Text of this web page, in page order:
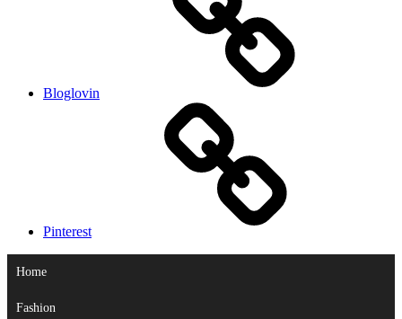
Bloglovin
Pinterest
Home
Fashion